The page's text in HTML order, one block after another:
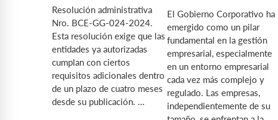
Resolución administrativa
Nro. BCE-GG-024-2024.
Esta resolución exige que las
entidades ya autorizadas
cumplan con ciertos
requisitos adicionales dentro
de un plazo de cuatro meses
desde su publicación. …
El Gobierno Corporativo ha
emergido como un pilar
fundamental en la gestión
empresarial, especialmente
en un entorno empresarial
cada vez más complejo y
regulado. Las empresas,
independientemente de su